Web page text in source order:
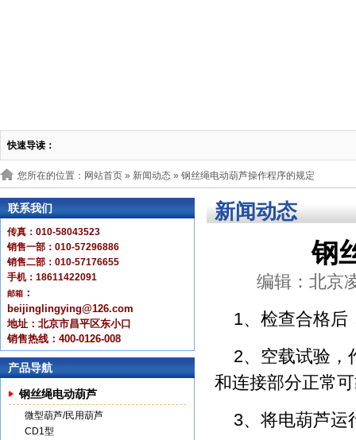
快速导读：
您所在的位置：网站首页 » 新闻动态 » 钢丝绳电动葫芦操作程序的规定
联系我们
传真：010-58043523
销售一部：010-57296886
销售二部：010-57176655
手机：18611422091
邮箱 ：
beijinglingying@126.com
地址：北京市昌平区东小口
销售热线：400-0126-008
产品导航
钢丝绳电动葫芦
微型葫芦/民用葫芦
CD1型
新闻动态
钢
编辑：北京
1、检查合格后
2、空载试验，
和连接部分正常
3、将电葫芦运